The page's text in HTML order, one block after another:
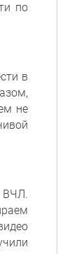
по
в
не
ВЧЛ.